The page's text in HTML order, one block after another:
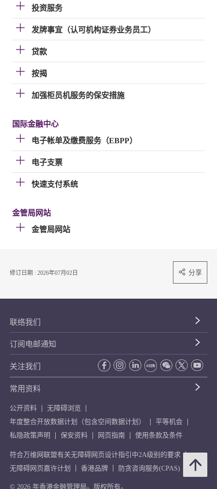
投资服务
发牌事宜（认可机构证券业务员工）
贷款
按揭
加强柜员机服务的保安措施
国际金融中心
电子帐单及缴费服务（EBPP）
电子支票
快速支付系统
金管局网站
金管局网站
修订日期 : 2026年07月02日 分享
联络我们
订阅电邮通知
关注我们
常用资料
公开资料
无障碍浏览
年度整合开放数据计划（包含空间数据计划）
平等机会
私隐政策声明
保安资料 网页指南 使用条款及条件
符合万维网联盟有关无障碍网页设计指引中2A级别的要求
无障碍网页嘉许计划
香港品牌 防贪咨询服务(CPAS)
© 2026 年香港金融管理局。版权所有。